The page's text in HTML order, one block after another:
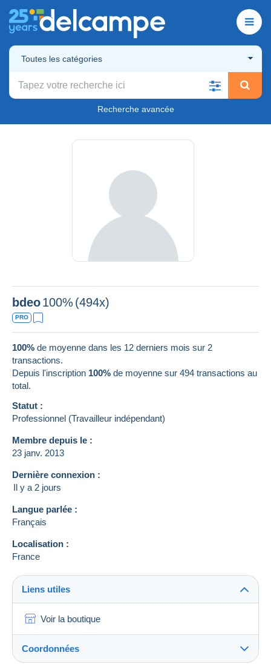
Toutes les catégories
Recherche avancée
bdeo100% (494x)
PRO
100% de moyenne dans les 12 derniers mois sur 2
transactions.
Depuis l'inscription 100% de moyenne sur 494 transactions au
total.
Statut :
Professionnel (Travailleur indépendant)
Membre depuis le :
23 janv. 2013
Dernière connexion :
Il y a 2 jours
Langue parlée :
Français
Localisation :
France
Liens utiles
Voir la boutique
Coordonnées